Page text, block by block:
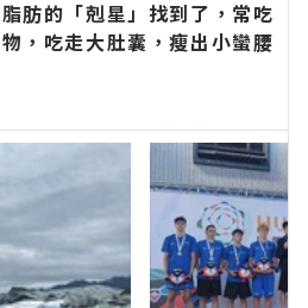
肪的「剋星」找到了，常吃
，吃走大肚囊，瘦出小蠻腰